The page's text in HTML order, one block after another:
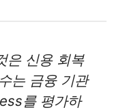
은 신용 회복
는 금융 기관
를 평가하